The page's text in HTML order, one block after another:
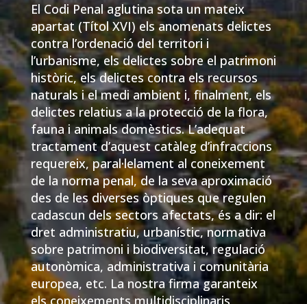
El Codi Penal aglutina sota un mateix
apartat (Títol XVI) els anomenats delictes
contra l’ordenació del territori i
l’urbanisme, els delictes sobre el patrimoni
històric, els delictes contra els recursos
naturals i el medi ambient i, finalment, els
delictes relatius a la protecció de la flora,
fauna i animals domèstics. L’adequat
tractament d’aquest catàleg d’infraccions
requereix, paral·lelament al coneixement
de la norma penal, de la seva aproximació
des de les diverses òptiques que regulen
cadascun dels sectors afectats, és a dir: el
dret administratiu, urbanístic, normativa
sobre patrimoni i biodiversitat, regulació
autonòmica, administrativa i comunitària
europea, etc. La nostra firma garanteix
els coneixements multidisciplinaris